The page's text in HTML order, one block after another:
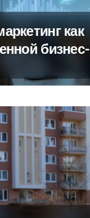
как
бизнес-